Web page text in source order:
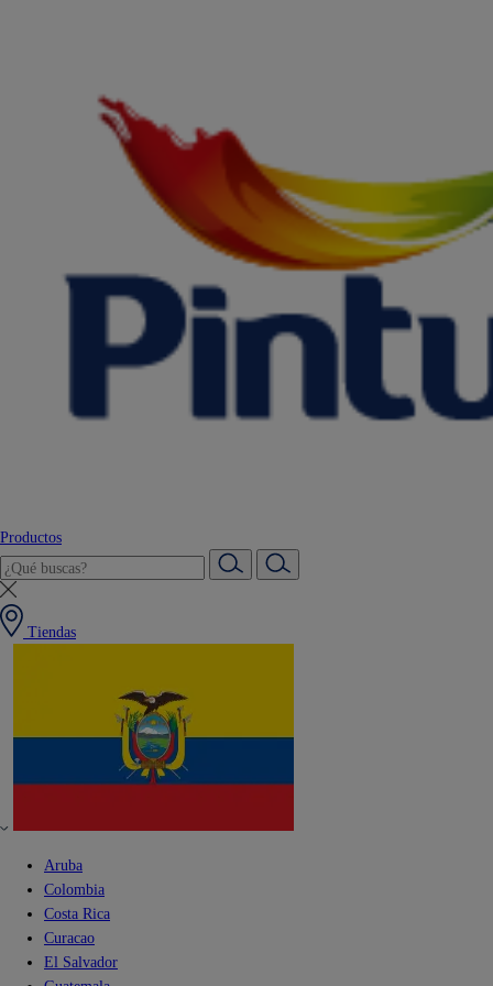
Productos
Tiendas
Aruba
Colombia
Costa Rica
Curacao
El Salvador